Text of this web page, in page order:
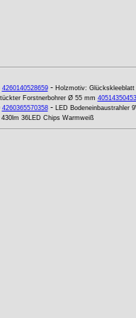
4260140528659- Holzmotiv: Glückskleeblatt
Forstnerbohrer Ø 55 mm
4260365570358- LED Bodeneinbaustrahler
36LED Chips Warmweiß